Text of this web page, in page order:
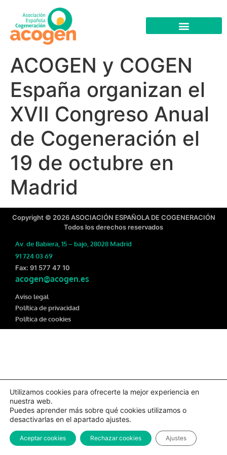
ACOGEN y COGEN
España organizan el
XVII Congreso Anual
de Cogeneración el
19 de octubre en
Madrid
Copyright © 2026 ASOCIACIÓN ESPAÑOLA DE COGENERACIÓN
Todos los derechos reservados
Av. de Babiera, 15 – bajo, 28028 Madrid
91 724 03 69
Fax: 91 577 47 10
acogen@acogen.es
Aviso legal
Política de privacidad
Política de cookies
Utilizamos cookies para ofrecerte la mejor experiencia en
nuestra web.
Puedes aprender más sobre qué cookies utilizamos o
desactivarlas en el apartado ajustes.
Aceptar cookies Rechazar cookies Ajustes